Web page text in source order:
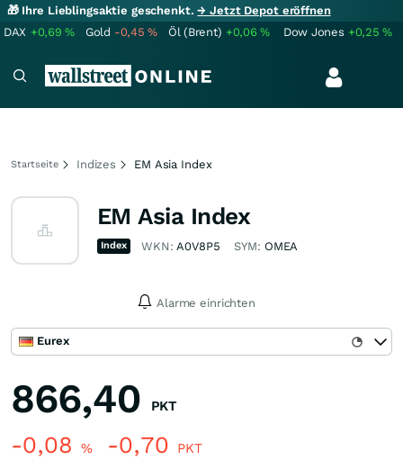
🎁 Ihre Lieblingsaktie geschenkt.→ Jetzt Depot eröffnen
DAX +0,69% Gold -0,45% Öl (Brent) +0,06% Dow Jones +0,25%
Startseite Indizes EM Asia Index
EM Asia Index
Index WKN:A0V8P5 SYM: OMEA
Alarme einrichten
Eurex
866,40 PKT
-0,08 % -0,70 PKT